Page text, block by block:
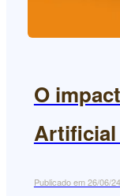
O
Artificial
Publicado em 26/06/24